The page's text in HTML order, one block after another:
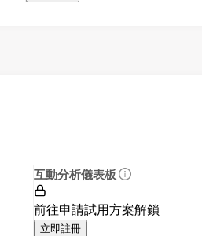
互動分析儀表板
前往申請試用方案解鎖
立即註冊